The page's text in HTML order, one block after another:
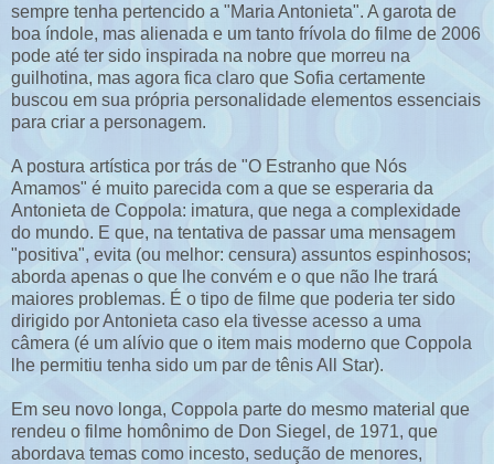
sempre tenha pertencido a "Maria Antonieta". A garota de
boa índole, mas alienada e um tanto frívola do filme de 2006
pode até ter sido inspirada na nobre que morreu na
guilhotina, mas agora fica claro que Sofia certamente
buscou em sua própria personalidade elementos essenciais
para criar a personagem.
A postura artística por trás de "O Estranho que Nós
Amamos" é muito parecida com a que se esperaria da
Antonieta de Coppola: imatura, que nega a complexidade
do mundo. E que, na tentativa de passar uma mensagem
"positiva", evita (ou melhor: censura) assuntos espinhosos;
aborda apenas o que lhe convém e o que não lhe trará
maiores problemas. É o tipo de filme que poderia ter sido
dirigido por Antonieta caso ela tivesse acesso a uma
câmera (é um alívio que o item mais moderno que Coppola
lhe permitiu tenha sido um par de tênis All Star).
Em seu novo longa, Coppola parte do mesmo material que
rendeu o filme homônimo de Don Siegel, de 1971, que
abordava temas como incesto, sedução de menores,